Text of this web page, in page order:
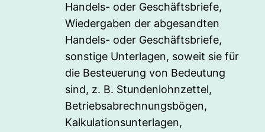
Handels- oder Geschäftsbriefe,
Wiedergaben der abgesandten
Handels- oder Geschäftsbriefe,
sonstige Unterlagen, soweit sie für
die Besteuerung von Bedeutung
sind, z. B. Stundenlohnzettel,
Betriebsabrechnungsbögen,
Kalkulationsunterlagen,